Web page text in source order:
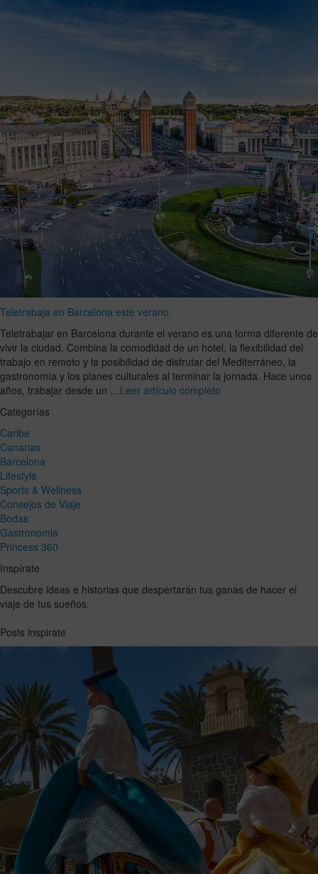
Teletrabaja en Barcelona este verano
Teletrabajar en Barcelona durante el verano es una forma diferente de
vivir la ciudad. Combina la comodidad de un hotel, la flexibilidad del
trabajo en remoto y la posibilidad de disfrutar del Mediterráneo, la
gastronomía y los planes culturales al terminar la jornada. Hace unos
años, trabajar desde un …Leer artículo completo
Categorías
Caribe
Canarias
Barcelona
Lifestyle
Sports & Wellness
Consejos de Viaje
Bodas
Gastronomia
Princess 360
Inspírate
Descubre ideas e historias que despertarán tus ganas de hacer el
viaje de tus sueños.
Posts inspirate